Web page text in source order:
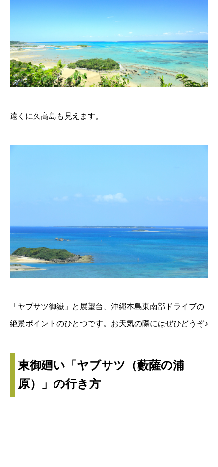
遠くに久高島も見えます。
「ヤブサツ御嶽」と展望台、沖縄本島東南部ドライブの
絶景ポイントのひとつです。お天気の際にはぜひどうぞ♪
東御廻い「ヤブサツ（藪薩の浦
原）」の行き方